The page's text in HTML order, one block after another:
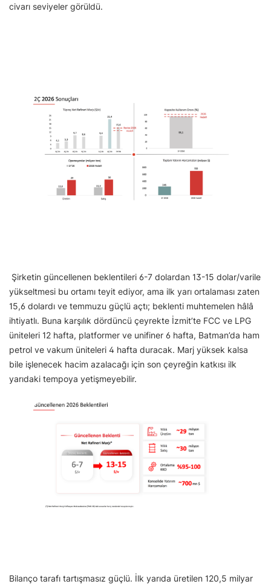
civarı seviyeler görüldü.
Şirketin güncellenen beklentileri 6-7 dolardan 13-15 dolar/varile
yükseltmesi bu ortamı teyit ediyor, ama ilk yarı ortalaması zaten
15,6 dolardı ve temmuzu güçlü açtı; beklenti muhtemelen hâlâ
ihtiyatlı. Buna karşılık dördüncü çeyrekte İzmit’te FCC ve LPG
üniteleri 12 hafta, platformer ve unifiner 6 hafta, Batman’da ham
petrol ve vakum üniteleri 4 hafta duracak. Marj yüksek kalsa
bile işlenecek hacim azalacağı için son çeyreğin katkısı ilk
yarıdaki tempoya yetişmeyebilir.
Bilanço tarafı tartışmasız güçlü. İlk yarıda üretilen 120,5 milyar